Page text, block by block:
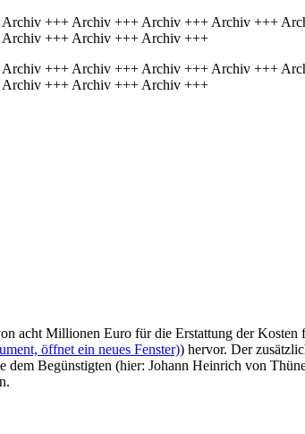
+++ Archiv +++ Archiv +++ Archiv +++
+++ Archiv +++ Archiv +++
+++ Archiv +++ Archiv +++ Archiv +++
+++ Archiv +++ Archiv +++
acht Millionen Euro für die Erstattung der
öffnet ein neues Fenster)) hervor. Der
Begünstigten (hier: Johann Heinrich von